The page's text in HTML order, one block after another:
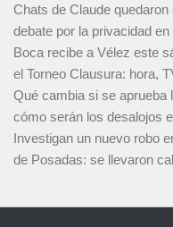
Chats de Claude
debate por la privacidad
Boca recibe a Vélez este
el Torneo Clausura: hora,
Qué cambia si se aprueba
cómo serán los desalojos
Investigan un nuevo robo
de Posadas: se llevaron